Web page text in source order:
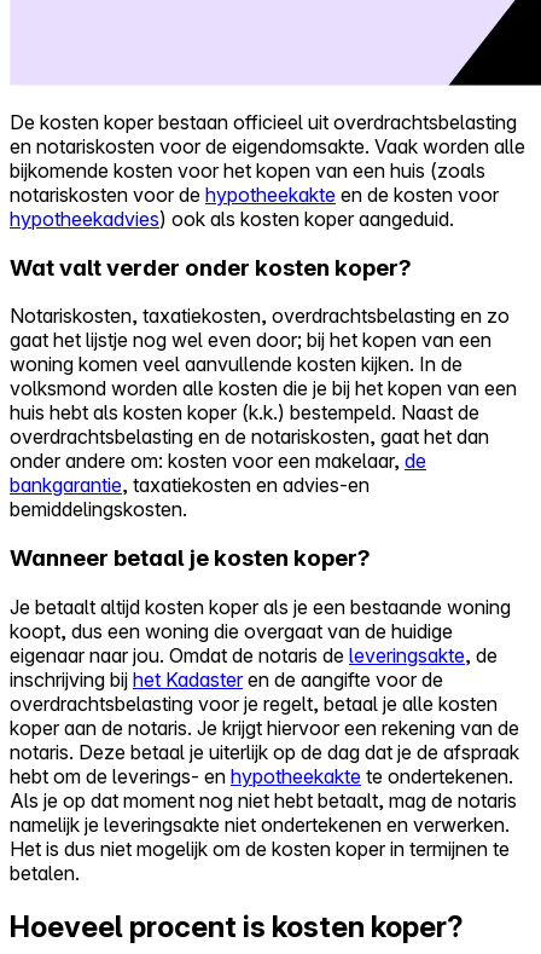
De kosten koper bestaan officieel uit overdrachtsbelasting
en notariskosten voor de eigendomsakte. Vaak worden alle
bijkomende kosten voor het kopen van een huis (zoals
notariskosten voor de hypotheekakte en de kosten voor
hypotheekadvies) ook als kosten koper aangeduid.
Wat valt verder onder kosten koper?
Notariskosten, taxatiekosten, overdrachtsbelasting en zo
gaat het lijstje nog wel even door; bij het kopen van een
woning komen veel aanvullende kosten kijken. In de
volksmond worden alle kosten die je bij het kopen van een
huis hebt als kosten koper (k.k.) bestempeld. Naast de
overdrachtsbelasting en de notariskosten, gaat het dan
onder andere om: kosten voor een makelaar, de
bankgarantie, taxatiekosten en advies-en
bemiddelingskosten.
Wanneer betaal je kosten koper?
Je betaalt altijd kosten koper als je een bestaande woning
koopt, dus een woning die overgaat van de huidige
eigenaar naar jou. Omdat de notaris de leveringsakte, de
inschrijving bij het Kadasteren de aangifte voor de
overdrachtsbelasting voor je regelt, betaal je alle kosten
koper aan de notaris. Je krijgt hiervoor een rekening van de
notaris. Deze betaal je uiterlijk op de dag dat je de afspraak
hebt om de leverings- en hypotheekakte te ondertekenen.
Als je op dat moment nog niet hebt betaalt, mag de notaris
namelijk je leveringsakte niet ondertekenen en verwerken.
Het is dus niet mogelijk om de kosten koper in termijnen te
betalen.
Hoeveel procent is kosten koper?